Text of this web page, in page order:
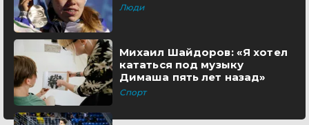
Люди
Михаил Шайдоров: «Я хотел
кататься под музыку
Димаша пять лет назад»
Спорт